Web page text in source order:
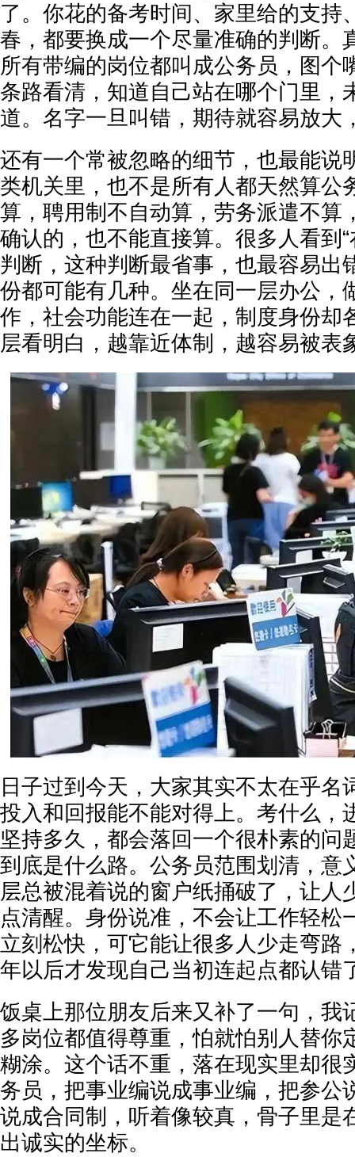
了。你花的备考时间、家里给的支持
春，都要换成一个尽量准确的判断。
所有带编的岗位都叫成公务员，图个
条路看清，知道自己站在哪个门里，
道。名字一旦叫错，期待就容易放大
还有一个常被忽略的细节，也最能说
类机关里，也不是所有人都天然算公
算，聘用制不自动算，劳务派遣不算
确认的，也不能直接算。很多人看到
判断，这种判断最省事，也最容易出
份都可能有几种。坐在同一层办公，
作，社会功能连在一起，制度身份却
层看明白，越靠近体制，越容易被表
日子过到今天，大家其实不太在乎名
投入和回报能不能对得上。考什么，
坚持多久，都会落回一个很朴素的问
到底是什么路。公务员范围划清，意
层总被混着说的窗户纸捅破了，让人
点清醒。身份说准，不会让工作轻松
立刻松快，可它能让很多人少走弯路
年以后才发现自己当初连起点都认错
饭桌上那位朋友后来又补了一句，我
多岗位都值得尊重，怕就怕别人替你
糊涂。这个话不重，落在现实里却很
务员，把事业编说成事业编，把参公
说成合同制，听着像较真，骨子里是
出诚实的坐标。